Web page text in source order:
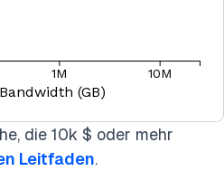
die 10k $ oder mehr
Leitfaden.